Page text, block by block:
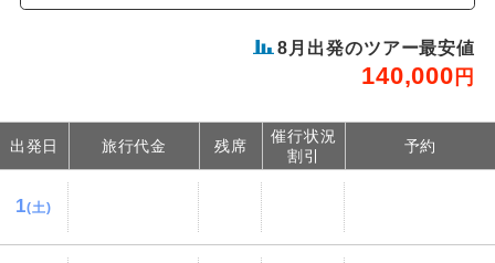
8 月出発のツアー最安値
140,000 円
出発日 旅行代金 残席
催行状況
割引
予約
1(土)